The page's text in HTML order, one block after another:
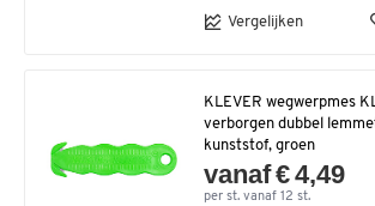
Vergelijken
KLEVER wegwerpmes
verborgen dubbel
kunststof, groen
vanaf € 4,49
per st. vanaf 12 st.